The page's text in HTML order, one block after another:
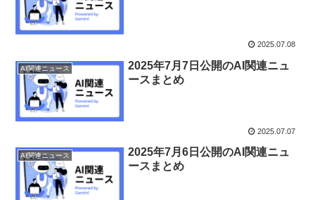
2025.07.08
AI関連ニュース
2025年7月7日公開のAI関連ニュ
ースまとめ
2025.07.07
AI関連ニュース
2025年7月6日公開のAI関連ニュ
ースまとめ